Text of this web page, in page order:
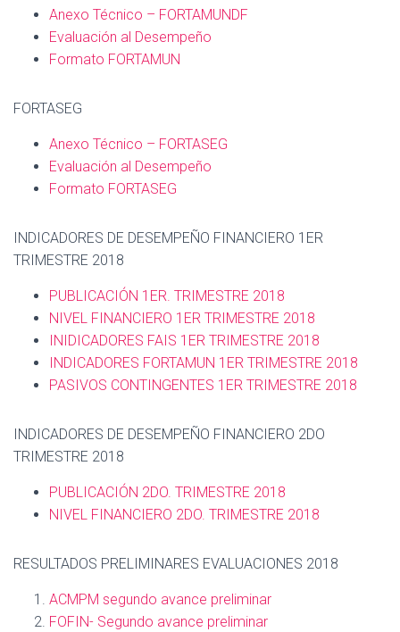
Anexo Técnico – FORTAMUNDF
Evaluación al Desempeño
Formato FORTAMUN
FORTASEG
Anexo Técnico – FORTASEG
Evaluación al Desempeño
Formato FORTASEG
INDICADORES DE DESEMPEÑO FINANCIERO 1ER
TRIMESTRE 2018
PUBLICACIÓN 1ER. TRIMESTRE 2018
NIVEL FINANCIERO 1ER TRIMESTRE 2018
INIDICADORES FAIS 1ER TRIMESTRE 2018
INDICADORES FORTAMUN 1ER TRIMESTRE 2018
PASIVOS CONTINGENTES 1ER TRIMESTRE 2018
INDICADORES DE DESEMPEÑO FINANCIERO 2DO
TRIMESTRE 2018
PUBLICACIÓN 2DO. TRIMESTRE 2018
NIVEL FINANCIERO 2DO. TRIMESTRE 2018
RESULTADOS PRELIMINARES EVALUACIONES 2018
ACMPM segundo avance preliminar
FOFIN- Segundo avance preliminar